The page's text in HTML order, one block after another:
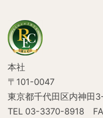
本社
〒101-0047
東京都千代田区内神田
TEL 03-3370-8918